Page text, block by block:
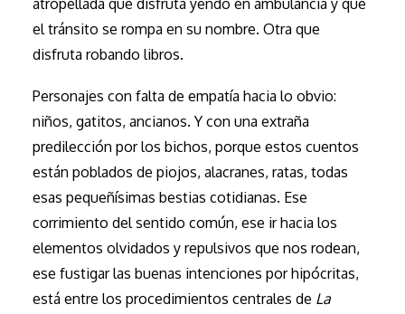
atropellada que disfruta yendo en ambulancia y que
el tránsito se rompa en su nombre. Otra que
disfruta robando libros.
Personajes con falta de empatía hacia lo obvio:
niños, gatitos, ancianos. Y con una extraña
predilección por los bichos, porque estos cuentos
están poblados de piojos, alacranes, ratas, todas
esas pequeñísimas bestias cotidianas. Ese
corrimiento del sentido común, ese ir hacia los
elementos olvidados y repulsivos que nos rodean,
ese fustigar las buenas intenciones por hipócritas,
está entre los procedimientos centrales de La